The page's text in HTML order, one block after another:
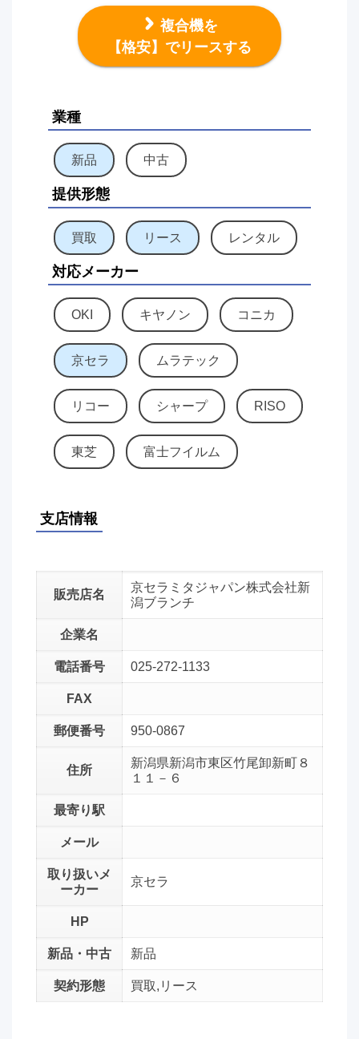
複合機を
【格安】でリースする
業種
新品 中古
提供形態
買取 リース レンタル
対応メーカー
OKI キヤノン コニカ
京セラ ムラテック
リコー シャープ RISO
東芝 富士フイルム
支店情報
販売店名
京セラミタジャパン株式会社新
潟ブランチ
企業名
電話番号 025-272-1133
FAX
郵便番号 950-0867
住所
新潟県新潟市東区竹尾卸新町８
１１－６
最寄り駅
メール
取り扱いメ
ーカー
京セラ
HP
新品・中古 新品
契約形態 買取,リース